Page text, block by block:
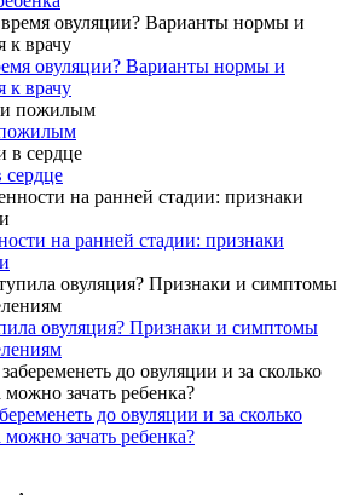
овуляции? Варианты нормы и
к врачу
на ранней стадии: признаки
овуляция? Признаки и симптомы
до овуляции и за сколько
зачать ребенка?